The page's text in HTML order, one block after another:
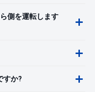
側を運転します
すか?